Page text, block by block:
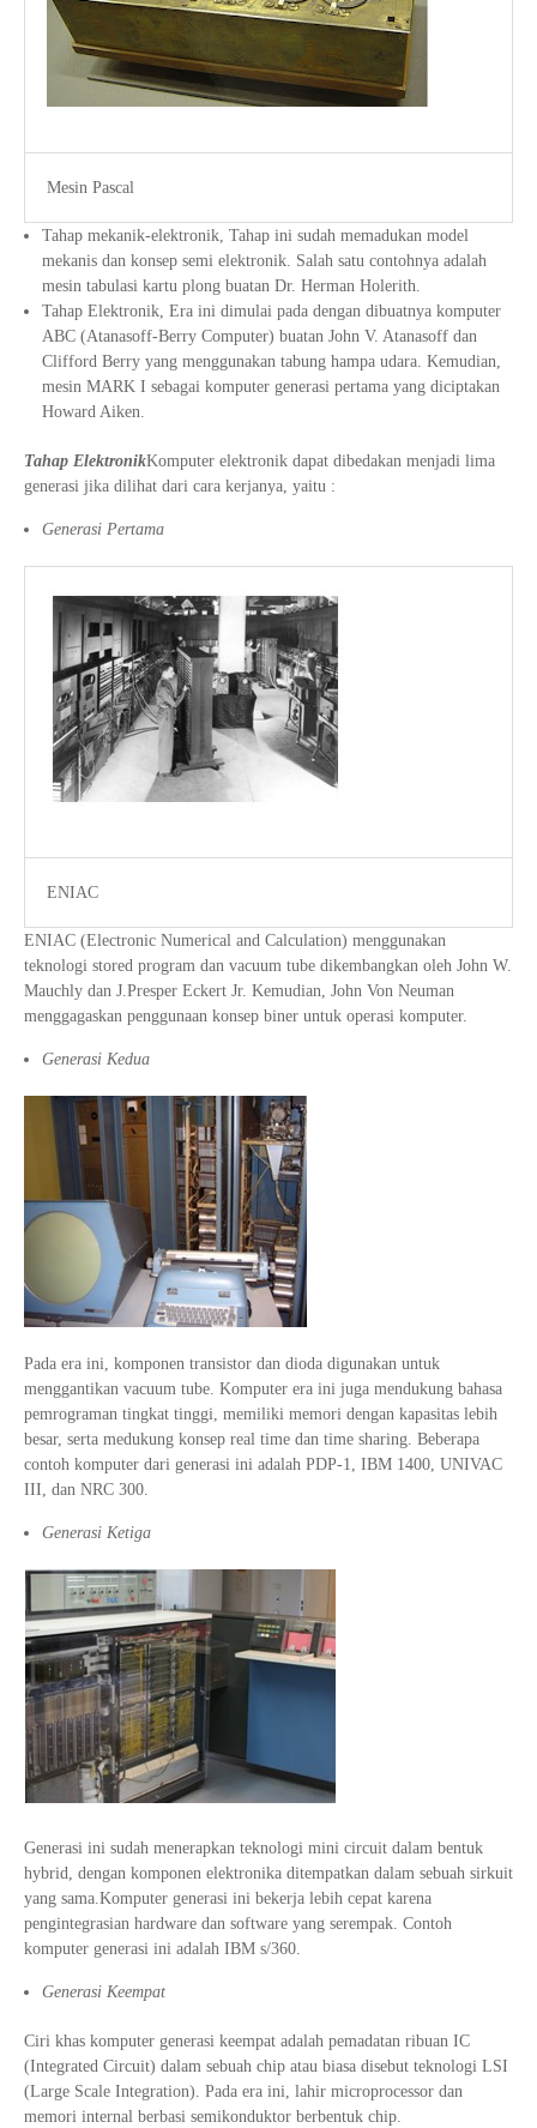
Mesin Pascal
Tahap mekanik-elektronik, Tahap ini sudah memadukan model
mekanis dan konsep semi elektronik. Salah satu contohnya adalah
mesin tabulasi kartu plong buatan Dr. Herman Holerith.
Tahap Elektronik, Era ini dimulai pada dengan dibuatnya komputer
ABC (Atanasoff-Berry Computer) buatan John V. Atanasoff dan
Clifford Berry yang menggunakan tabung hampa udara. Kemudian,
mesin MARK I sebagai komputer generasi pertama yang diciptakan
Howard Aiken.
Tahap ElektronikKomputer elektronik dapat dibedakan menjadi lima
generasi jika dilihat dari cara kerjanya, yaitu :
Generasi Pertama
ENIAC
ENIAC (Electronic Numerical and Calculation) menggunakan
teknologi stored program dan vacuum tube dikembangkan oleh John W.
Mauchly dan J.Presper Eckert Jr. Kemudian, John Von Neuman
menggagaskan penggunaan konsep biner untuk operasi komputer.
Generasi Kedua
Pada era ini, komponen transistor dan dioda digunakan untuk
menggantikan vacuum tube. Komputer era ini juga mendukung bahasa
pemrograman tingkat tinggi, memiliki memori dengan kapasitas lebih
besar, serta medukung konsep real time dan time sharing. Beberapa
contoh komputer dari generasi ini adalah PDP-1, IBM 1400, UNIVAC
III, dan NRC 300.
Generasi Ketiga
Generasi ini sudah menerapkan teknologi mini circuit dalam bentuk
hybrid, dengan komponen elektronika ditempatkan dalam sebuah sirkuit
yang sama.Komputer generasi ini bekerja lebih cepat karena
pengintegrasian hardware dan software yang serempak. Contoh
komputer generasi ini adalah IBM s/360.
Generasi Keempat
Ciri khas komputer generasi keempat adalah pemadatan ribuan IC
(Integrated Circuit) dalam sebuah chip atau biasa disebut teknologi LSI
(Large Scale Integration). Pada era ini, lahir microprocessor dan
memori internal berbasi semikonduktor berbentuk chip.